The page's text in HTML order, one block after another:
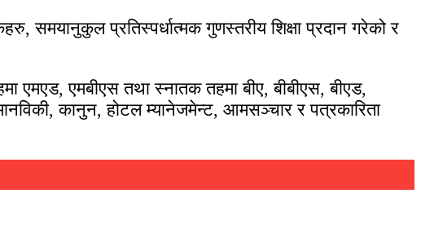
समयानुकुल प्रतिस्पर्धात्मक गुणस्तरीय शिक्षा प्रदान गरेको र
एमएड, एमबीएस तथा स्नातक तहमा बीए, बीबीएस, बीएड,
कानुन, होटल म्यानेजमेन्ट, आमसञ्चार र पत्रकारिता